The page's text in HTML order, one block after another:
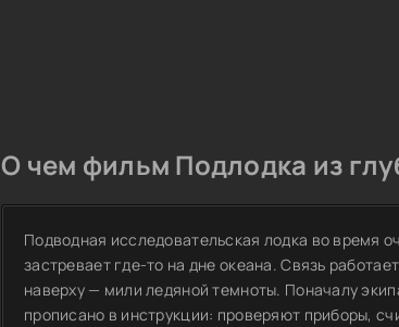
О чем фильм Подлодка из
Подводная исследовательская лодка во время
застревает где-то на дне океана. Связь
наверху — мили ледяной темноты. Поначалу
прописано в инструкции: проверяют приборы,